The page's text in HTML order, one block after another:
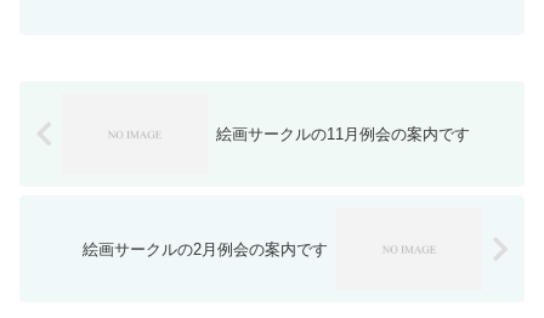
絵画サークルの11月例会の案内です
絵画サークルの2月例会の案内です